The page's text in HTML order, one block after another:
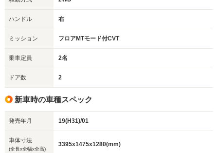
ハンドル 右
ミッション フロアMTモード付CVT
乗車定員 2名
ドア数 2
新車時の車種スペック
発売年月 19(H31)/01
車体寸法
(全長x全幅x全高)
3395x1475x1280(mm)